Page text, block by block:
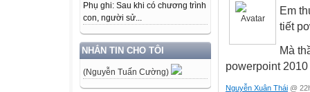
Phụ ghi: Sau khi có chương trình
con, người sử...
NHẮN TIN CHO TÔI
(Nguyễn Tuấn Cường)
Em
tiết
Mà
powerpoint
Nguyễn Xuân Thái @